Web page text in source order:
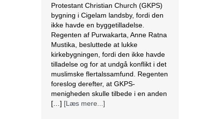
Protestant Christian Church (GKPS)
bygning i Cigelam landsby, fordi den
ikke havde en byggetilladelse.
Regenten af Purwakarta, Anne Ratna
Mustika, besluttede at lukke
kirkebygningen, fordi den ikke havde
tilladelse og for at undgå konflikt i det
muslimske flertalssamfund. Regenten
foreslog derefter, at GKPS-
menigheden skulle tilbede i en anden
[…] [Læs mere...]